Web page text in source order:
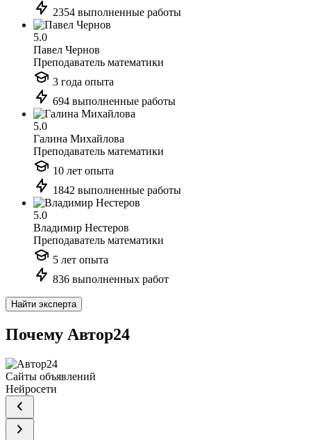
2354 выполненные работы
5.0
Павел Чернов
Преподаватель математики
3 года опыта
694 выполненные работы
5.0
Галина Михайлова
Преподаватель математики
10 лет опыта
1842 выполненные работы
5.0
Владимир Нестеров
Преподаватель математики
5 лет опыта
836 выполненных работ
Найти эксперта
Почему Автор24
Сайты объявлений
Нейросети